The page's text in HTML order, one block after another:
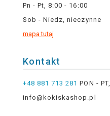
Pn - Pt, 8:00 - 16:00
Sob - Niedz, nieczynne
mapa tutaj
Kontakt
+48 881 713 281 PON -
info@kokiskashop.pl